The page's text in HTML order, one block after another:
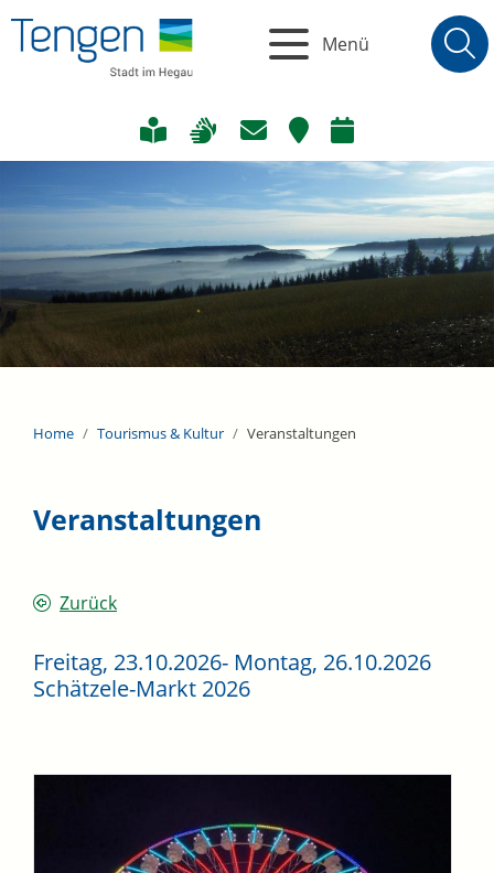
Menü
Home Tourismus & Kultur Veranstaltungen
Veranstaltungen
Zurück
Freitag, 23.10.2026- Montag, 26.10.2026
Schätzele-Markt 2026